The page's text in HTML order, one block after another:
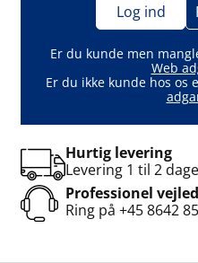
Log ind
Er du kunde men
Web
Er du ikke kunde hos os
Hurtig levering
Levering 1 til 2
Professionel
Ring på +45 8642